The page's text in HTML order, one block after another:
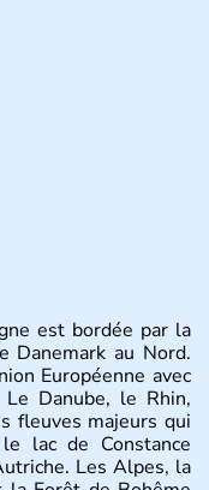
est bordée par la
au Nord.
Européenne avec
Danube, le Rhin,
fleuves majeurs qui
lac de Constance
Les Alpes, la